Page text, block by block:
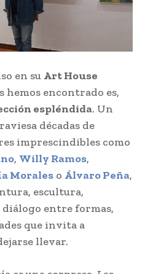
en su Art House
hemos encontrado es,
espléndida. Un
décadas de
imprescindibles como
, Willy Ramos,
Morales o Álvaro Peña,
escultura,
diálogo entre formas,
que invita a
llevar.